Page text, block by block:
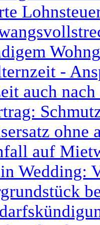
-
auch
ohne
auf
Wedding: